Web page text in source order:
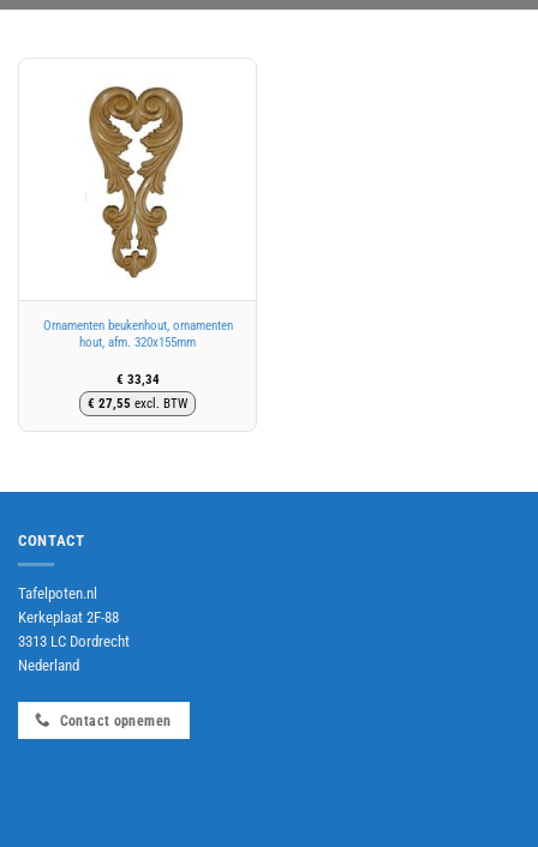
Ornamenten beukenhout, ornamenten
hout, afm. 320x155mm
€ 33,34
€ 27,55 excl. BTW
CONTACT
Tafelpoten.nl
Kerkeplaat 2F-88
3313 LC Dordrecht
Nederland
Contact opnemen